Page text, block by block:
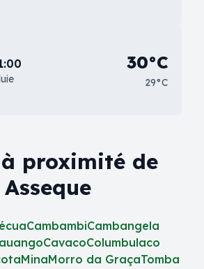
30°C
29°C
proximité de
Asseque
CambambiCambangela
CavacoColumbulaco
MinaMorro da GraçaTomba